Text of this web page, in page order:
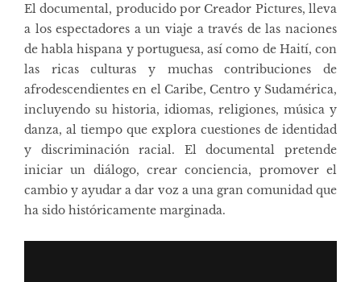
El documental, producido por Creador Pictures, lleva
a los espectadores a un viaje a través de las naciones
de habla hispana y portuguesa, así como de Haití, con
las ricas culturas y muchas contribuciones de
afrodescendientes en el Caribe, Centro y Sudamérica,
incluyendo su historia, idiomas, religiones, música y
danza, al tiempo que explora cuestiones de identidad
y discriminación racial. El documental pretende
iniciar un diálogo, crear conciencia, promover el
cambio y ayudar a dar voz a una gran comunidad que
ha sido históricamente marginada.